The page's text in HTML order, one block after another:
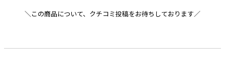
＼この商品について、クチコミ投稿をお待ちしております／